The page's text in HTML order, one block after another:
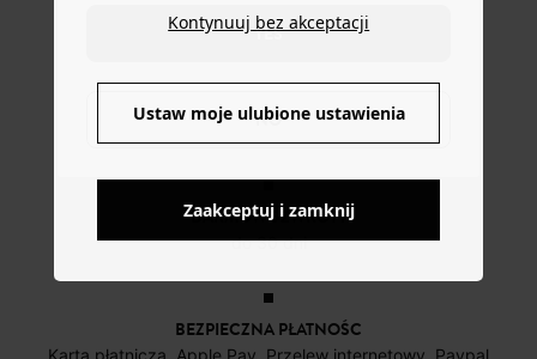
YES
NO
DOSTAWA DO PACZKOMATÓW
4 do 6 dni roboczych
DARMOWE ZWROTY
do 30 dni
BEZPIECZNA PŁATNOŚC
Karta płatnicza, Apple Pay, Przelew internetowy, Paypal
Kontynuuj bez akceptacji
Ustaw moje ulubione ustawienia
Zaakceptuj i zamknij